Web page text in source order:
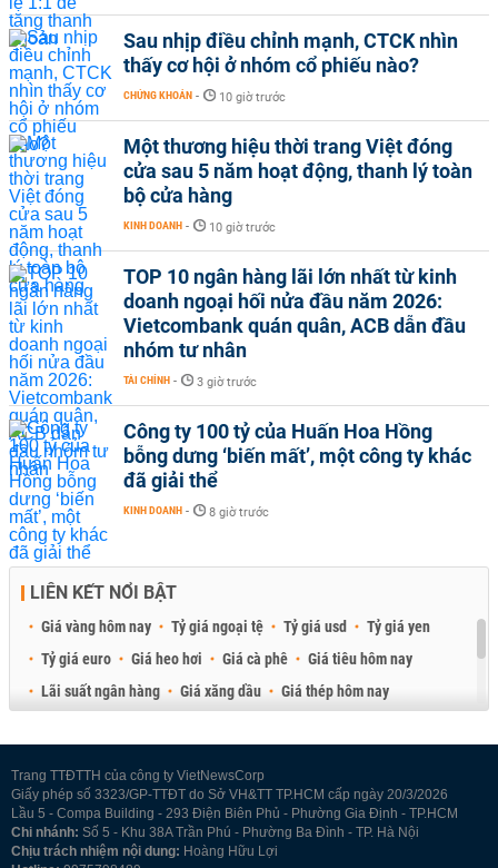
Sau nhịp điều chỉnh mạnh, CTCK nhìn
thấy cơ hội ở nhóm cổ phiếu nào?
CHỨNG KHOÁN - 10 giờ trước
Một thương hiệu thời trang Việt đóng
cửa sau 5 năm hoạt động, thanh lý toàn
bộ cửa hàng
KINH DOANH - 10 giờ trước
TOP 10 ngân hàng lãi lớn nhất từ kinh
doanh ngoại hối nửa đầu năm 2026:
Vietcombank quán quân, ACB dẫn đầu
nhóm tư nhân
TÀI CHÍNH - 3 giờ trước
Công ty 100 tỷ của Huấn Hoa Hồng
bỗng dưng ‘biến mất’, một công ty khác
đã giải thể
KINH DOANH - 8 giờ trước
LIÊN KẾT NỔI BẬT
Giá vàng hôm nay Tỷ giá ngoại tệ Tỷ giá usd
Tỷ giá yen
Tỷ giá euro
Giá heo hơi Giá cà phê
Giá tiêu hôm nay
Lãi suất ngân hàng
Giá xăng dầu
Giá thép hôm nay
Trang TTĐTTH của công ty VietNewsCorp
Giấy phép số 3323/GP-TTĐT do Sở VH&TT TP.HCM cấp ngày 20/3/2026
Lầu 5 - Compa Building - 293 Điện Biên Phủ - Phường Gia Định - TP.HCM
Chi nhánh: Số 5 - Khu 38A Trần Phú - Phường Ba Đình - TP. Hà Nội
Chịu trách nhiệm nội dung: Hoàng Hữu Lợi